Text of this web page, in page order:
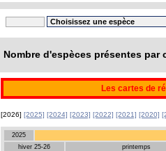
Nombre d'espèces présentes par
Les cartes de
[2026] [2025] [2024] [2023] [2022] [2021] [2020]
2025
hiver 25-26
printemps